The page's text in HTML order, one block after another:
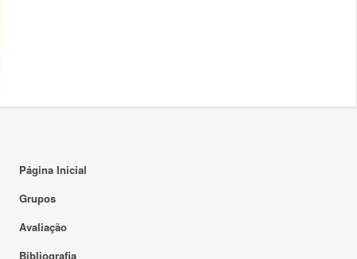
Página Inicial
Grupos
Avaliação
Bibliografia